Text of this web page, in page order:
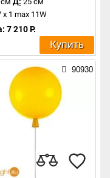
x 1 max 11W
7 210 Р.
Купить
90930